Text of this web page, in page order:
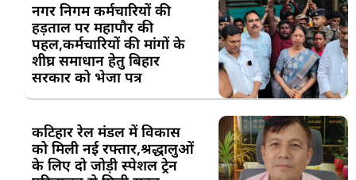
नगर निगम कर्मचारियों की
हड़ताल पर महापौर की
पहल,कर्मचारियों की मांगों के
शीघ्र समाधान हेतु बिहार
सरकार को भेजा पत्र
कटिहार रेल मंडल में विकास
को मिली नई रफ्तार,श्रद्धालुओं
के लिए दो जोड़ी स्पेशल ट्रेन